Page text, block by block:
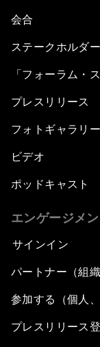
会合
ステークホルダ
「フォーラム・
プレスリリース
フォトギャラリー
ビデオ
ポッドキャスト
エンゲージメン
サインイン
パートナー（組
参加する（個人、
プレスリリース